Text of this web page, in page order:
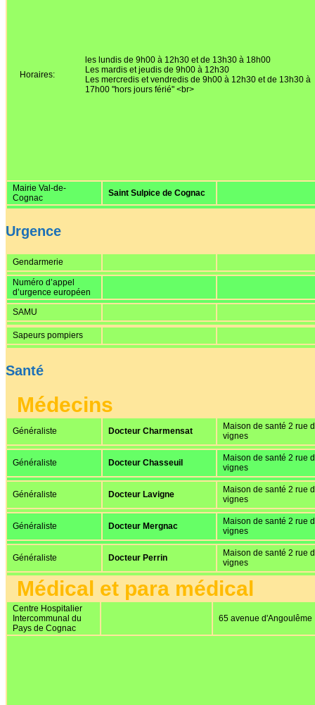
Horaires:
les lundis de 9h00 à 12h30 et de 13h30 à 18h00
Les mardis et jeudis de 9h00 à 12h30
Les mercredis et vendredis de 9h00 à 12h30 et de 13h30 à
17h00 "hors jours férié" <br>
Mairie Val-de-
Cognac
Saint Sulpice de Cognac
Urgence
Gendarmerie
Numéro d’appel
d’urgence européen
SAMU
Sapeurs pompiers
Santé
Médecins
Généraliste Docteur Charmensat
Maison de santé 2 rue
vignes
Généraliste Docteur Chasseuil
Maison de santé 2 rue
vignes
Généraliste Docteur Lavigne
Maison de santé 2 rue
vignes
Généraliste Docteur Mergnac
Maison de santé 2 rue
vignes
Généraliste Docteur Perrin
Maison de santé 2 rue
vignes
Médical et para médical
Centre Hospitalier
Intercommunal du
Pays de Cognac
65 avenue d'Angoulême